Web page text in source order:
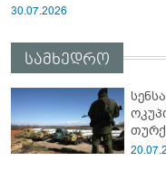
30.07.2026
სამხედრო